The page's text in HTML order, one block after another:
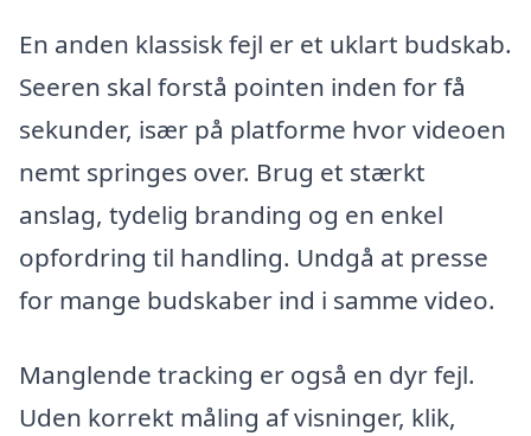
En anden klassisk fejl er et uklart budskab.
Seeren skal forstå pointen inden for få
sekunder, især på platforme hvor videoen
nemt springes over. Brug et stærkt
anslag, tydelig branding og en enkel
opfordring til handling. Undgå at presse
for mange budskaber ind i samme video.
Manglende tracking er også en dyr fejl.
Uden korrekt måling af visninger, klik,